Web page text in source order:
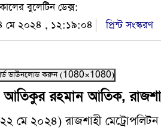
বুলেটিন ডেক্স:
মে ২০২৪ , ১২:১৯:০৪
প্রিন্ট সংস্করণ
ডাউনলোড করুন (1080×1080)
রহমান আতিক,
মে ২০২৪) রাজশাহী